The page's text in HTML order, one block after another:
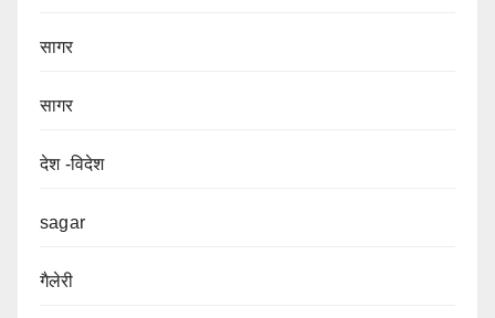
सागर
सागर
देश -विदेश
sagar
गैलेरी